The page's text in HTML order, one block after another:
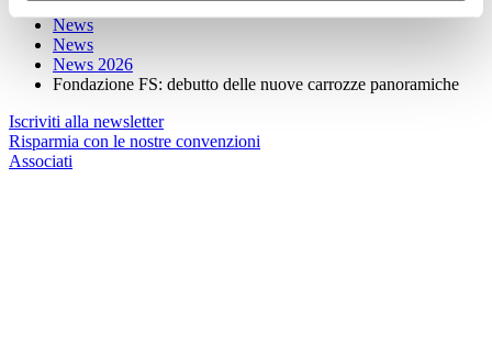
I Servizi
News
News
News 2026
Fondazione FS: debutto delle nuove carrozze panoramiche
Iscriviti alla newsletter
Risparmia con le nostre convenzioni
Associati